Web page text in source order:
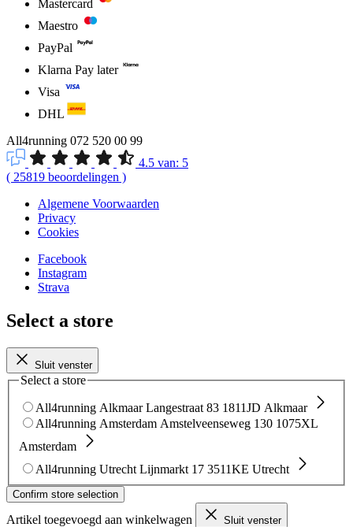
Mastercard
Maestro
PayPal
Klarna Pay later
Visa
DHL
All4running 072 520 00 99
4.5 van: 5
( 25819 beoordelingen )
Algemene Voorwaarden
Privacy
Cookies
Facebook
Instagram
Strava
Select a store
Sluit venster
Select a store
All4running Alkmaar Langestraat 83 1811JD Alkmaar
All4running Amsterdam Amstelveenseweg 130 1075XL
Amsterdam
All4running Utrecht Lijnmarkt 17 3511KE Utrecht
Confirm store selection
Artikel toegevoegd aan winkelwagen Sluit venster